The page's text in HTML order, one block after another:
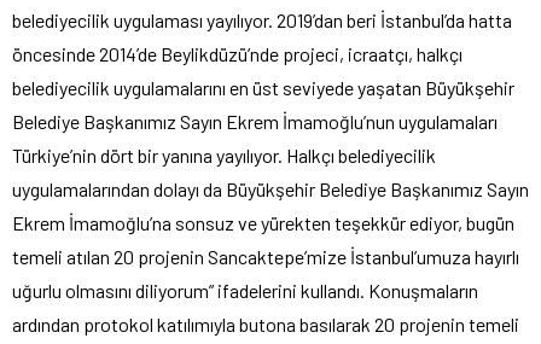
belediyecilik uygulaması yayılıyor. 2019’dan beri İstanbul’da hatta
öncesinde 2014’de Beylikdüzü’nde projeci, icraatçı, halkçı
belediyecilik uygulamalarını en üst seviyede yaşatan Büyükşehir
Belediye Başkanımız Sayın Ekrem İmamoğlu’nun uygulamaları
Türkiye’nin dört bir yanına yayılıyor. Halkçı belediyecilik
uygulamalarından dolayı da Büyükşehir Belediye Başkanımız Sayın
Ekrem İmamoğlu’na sonsuz ve yürekten teşekkür ediyor, bugün
temeli atılan 20 projenin Sancaktepe’mize İstanbul’umuza hayırlı
uğurlu olmasını diliyorum” ifadelerini kullandı. Konuşmaların
ardından protokol katılımıyla butona basılarak 20 projenin temeli